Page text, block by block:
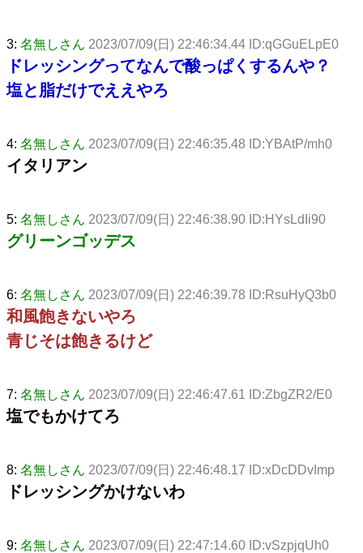
3: 名無しさん 2023/07/09(日) 22:46:34.44 ID:qGGuELpE0
ドレッシングってなんで酸っぱくするんや？
塩と脂だけでええやろ
4: 名無しさん 2023/07/09(日) 22:46:35.48 ID:YBAtP/mh0
イタリアン
5: 名無しさん 2023/07/09(日) 22:46:38.90 ID:HYsLdIi90
グリーンゴッデス
6: 名無しさん 2023/07/09(日) 22:46:39.78 ID:RsuHyQ3b0
和風飽きないやろ
青じそは飽きるけど
7: 名無しさん 2023/07/09(日) 22:46:47.61 ID:ZbgZR2/E0
塩でもかけてろ
8: 名無しさん 2023/07/09(日) 22:46:48.17 ID:xDcDDvImp
ドレッシングかけないわ
9: 名無しさん 2023/07/09(日) 22:47:14.60 ID:vSzpjqUh0